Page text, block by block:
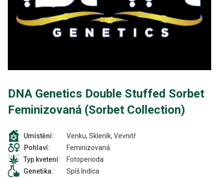
DNA Genetics Double Stuffed Sorbet
Feminizovaná (Sorbet Collection)
Umístění:
Venku, Skleník, Vevnitř
Pohlaví:
Feminizovaná
Typ kvetení:
Fotoperioda
Genetika:
Spíš Indica